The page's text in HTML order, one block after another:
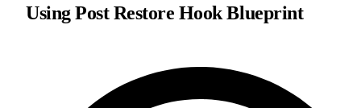
Using Post Restore Hook Blueprint